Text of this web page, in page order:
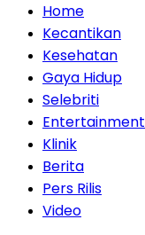
Home
Kecantikan
Kesehatan
Gaya Hidup
Selebriti
Entertainment
Klinik
Berita
Pers Rilis
Video